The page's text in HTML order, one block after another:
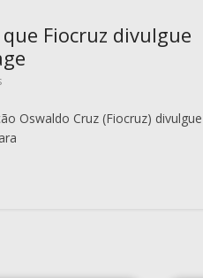
Fiocruz divulgue
Oswaldo Cruz (Fiocruz)